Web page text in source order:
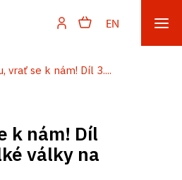
EN
vrať se k nám! Díl 3....
k nám! Díl
války na